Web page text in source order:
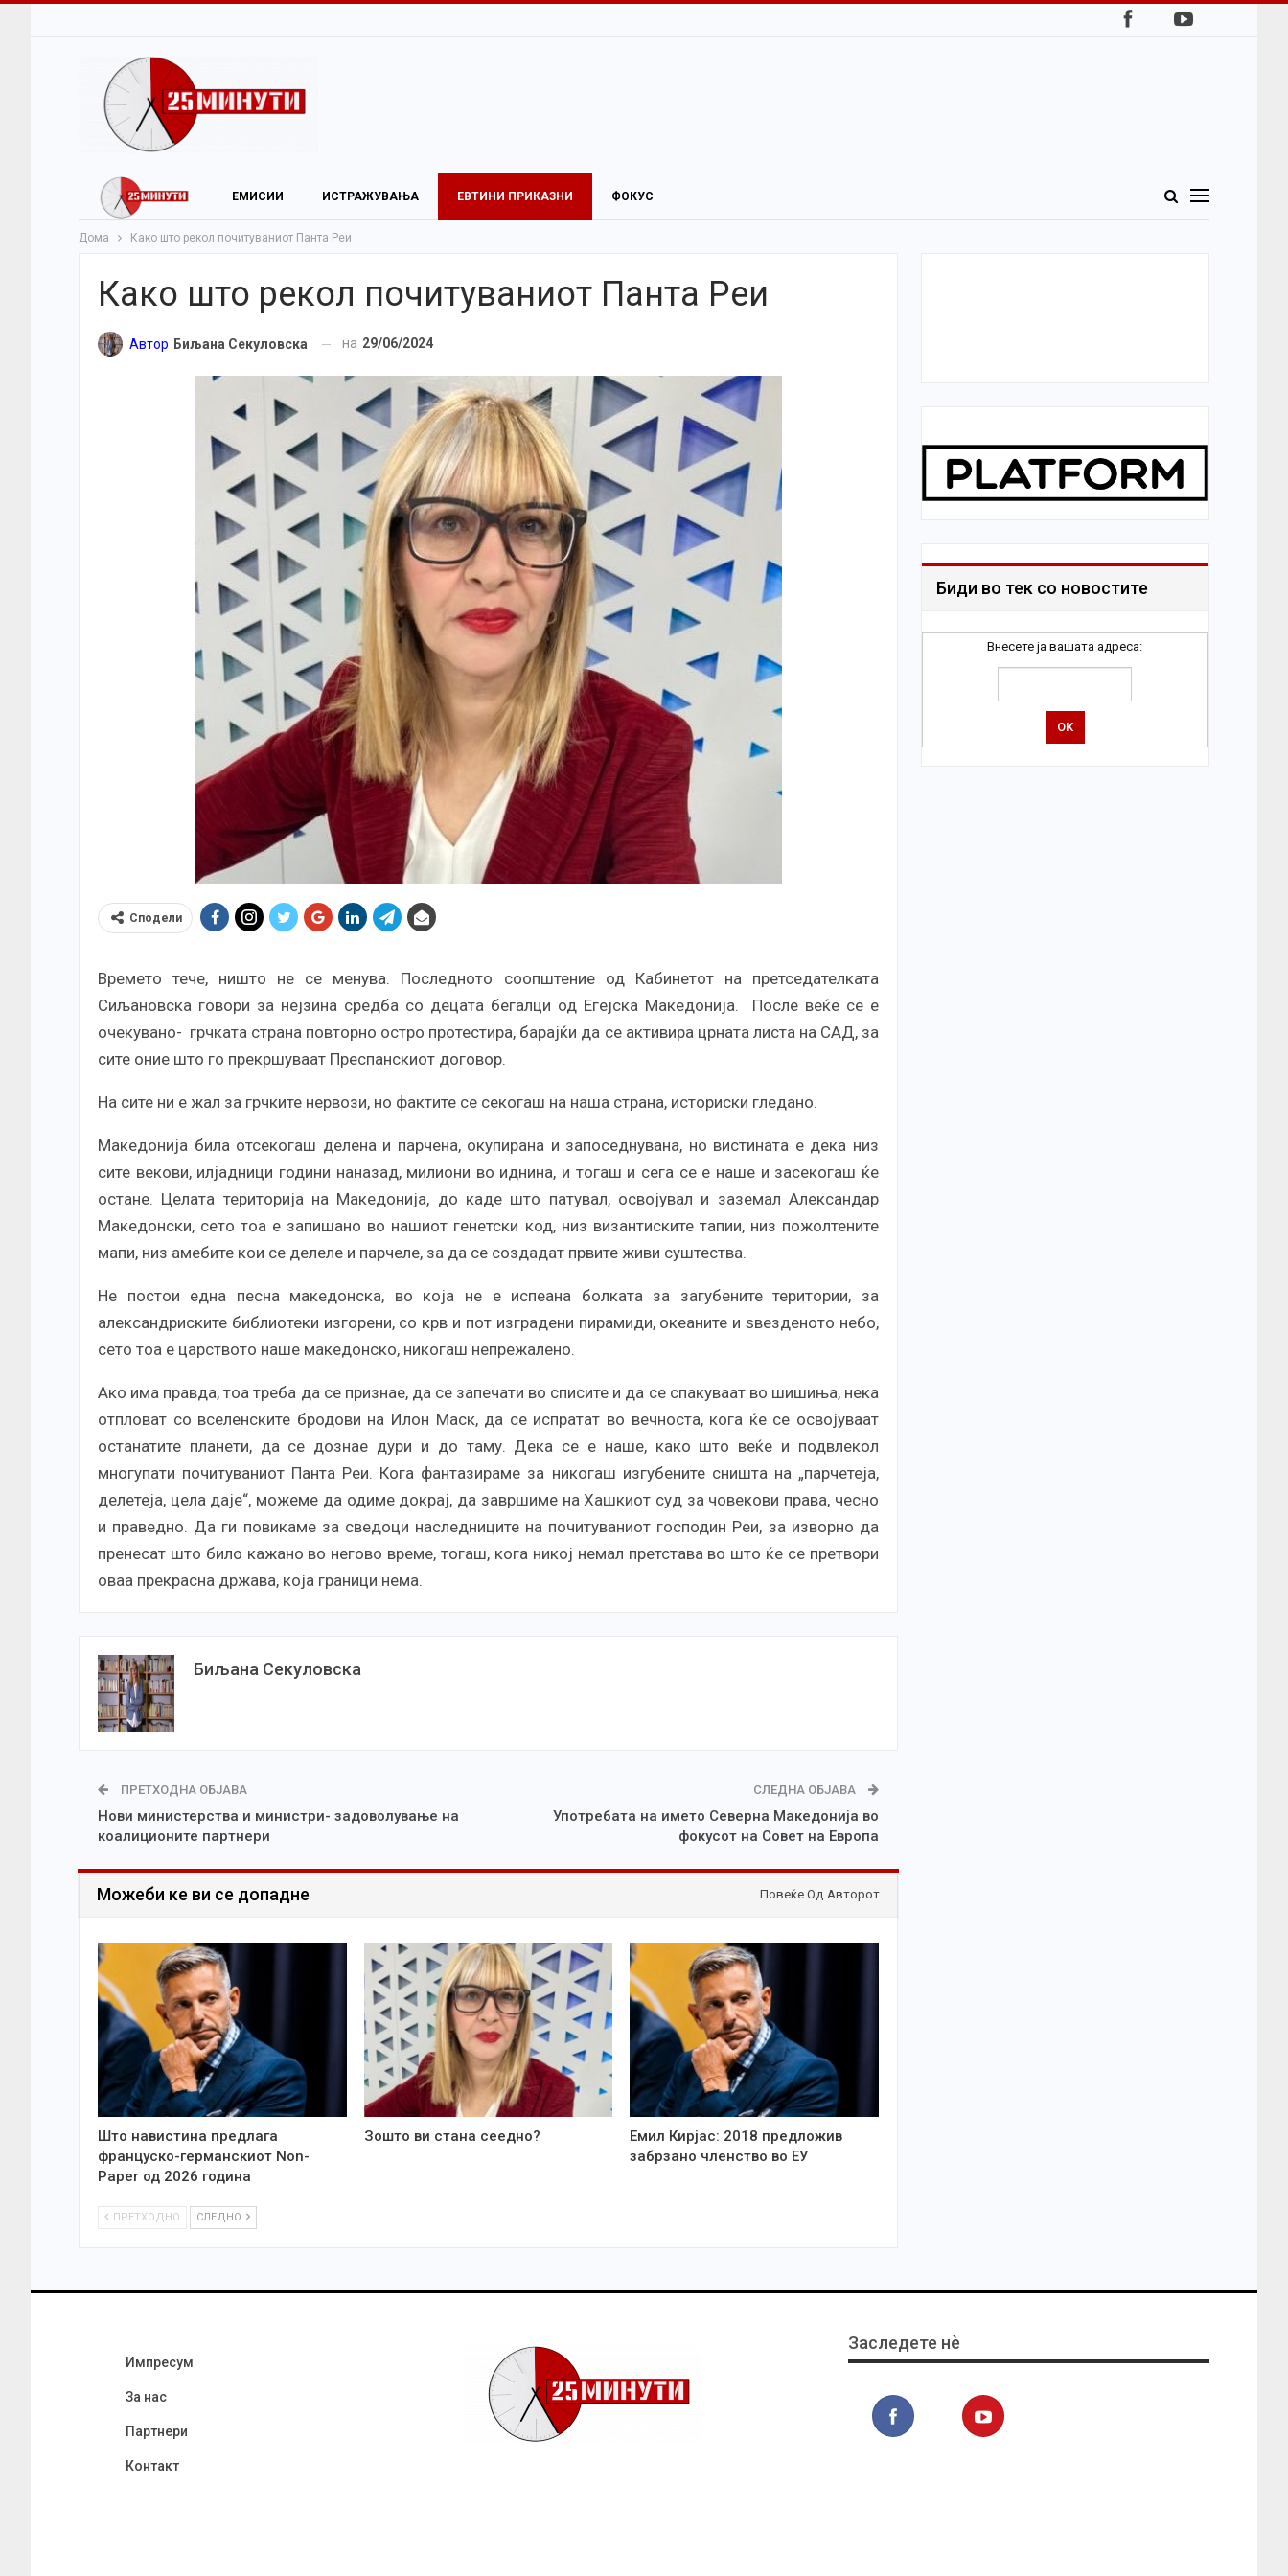
ЕМИСИИ ИСТРАЖУВАЊА ЕВТИНИ ПРИКАЗНИ ФОКУС
Дома Како што рекол почитуваниот Панта Реи
Како што рекол почитуваниот Панта Реи
Автор Биљана Секуловска на 29/06/2024
Сподели
Времето тече, ништо не се менува. Последното соопштение од Кабинетот на претседателката
Сиљановска говори за нејзина средба со децата бегалци од Егејска Македонија. После веќе се е
очекувано- грчката страна повторно остро протестира, барајќи да се активира црната листа на САД, за
сите оние што го прекршуваат Преспанскиот договор.
На сите ни е жал за грчките нервози, но фактите се секогаш на наша страна, историски гледано.
Македонија била отсекогаш делена и парчена, окупирана и запоседнувана, но вистината е дека низ
сите векови, илјадници години наназад, милиони во иднина, и тогаш и сега се е наше и засекогаш ќе
остане. Целата територија на Македонија, до каде што патувал, освојувал и заземал Александар
Македонски, сето тоа е запишано во нашиот генетски код, низ византиските тапии, низ пожолтените
мапи, низ амебите кои се делеле и парчеле, за да се создадат првите живи суштества.
Не постои една песна македонска, во која не е испеана болката за загубените територии, за
александриските библиотеки изгорени, со крв и пот изградени пирамиди, океаните и ѕвезденото небо,
сето тоа е царството наше македонско, никогаш непрежалено.
Ако има правда, тоа треба да се признае, да се запечати во списите и да се спакуваат во шишиња, нека
отпловат со вселенските бродови на Илон Маск, да се испратат во вечноста, кога ќе се освојуваат
останатите планети, да се дознае дури и до таму. Дека се е наше, како што веќе и подвлекол
многупати почитуваниот Панта Реи. Кога фантазираме за никогаш изгубените сништа на „парчетеја,
делетеја, цела даје“, можеме да одиме докрај, да завршиме на Хашкиот суд за човекови права, чесно
и праведно. Да ги повикаме за сведоци наследниците на почитуваниот господин Реи, за изворно да
пренесат што било кажано во негово време, тогаш, кога никој немал претстава во што ќе се претвори
оваа прекрасна држава, која граници нема.
Биљана Секуловска
ПРЕТХОДНА ОБЈАВА
Нови министерства и министри- задоволување на
коалиционите партнери
СЛЕДНА ОБЈАВА
Употребата на името Северна Македонија во
фокусот на Совет на Европа
Можеби ке ви се допадне Повеќе Од Авторот
Што навистина предлага
француско-германскиот Non-
Paper од 2026 година
Зошто ви стана сеедно?
Емил Кирјас: 2018 предложив
забрзано членство во ЕУ
ПРЕТХОДНО СЛЕДНО
Биди во тек со новостите
Внесете ја вашата адреса:
Импресум
За нас
Партнери
Контакт
Заследете нѐ